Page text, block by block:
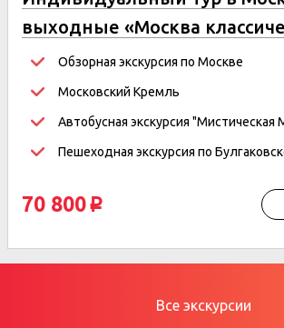
выходные «Москва
2дня/1ночь
Обзорная экскурсия по Москве
Московский Кремль
Автобусная экскурсия "Мистическая
Пешеходная экскурсия по
70 800 p
Все экскурсии